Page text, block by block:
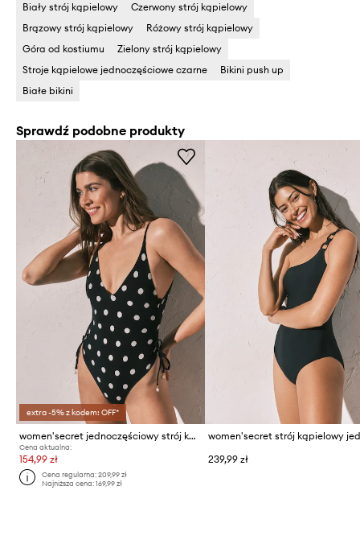
Biały strój kąpielowy
Czerwony strój kąpielowy
Brązowy strój kąpielowy
Różowy strój kąpielowy
Góra od kostiumu
Zielony strój kąpielowy
Stroje kąpielowe jednoczęściowe czarne
Bikini push up
Białe bikini
Sprawdź podobne produkty
extra -5% z kodem: OFF*
women'secret jednoczęściowy strój kąpielowy
Cena aktualna:
154,99 zł
Cena regularna:209,99 zł
Najniższa cena:169,99 zł
239,99 zł